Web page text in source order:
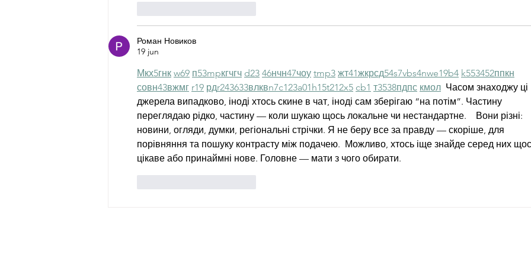
Роман Новиков
19 jun
Мкх5гнк w69 п53mpкгчгч d23 46нчн47чоу tmp3 жт41жкрсд54s7vbs4nwe19b4 k553452ппкн
совн43вжмг r19 рдr243633влквn7c123a01 h15t212x5 cb1 т3538пдпс кмол
  Часом знаходжу ці
джерела випадково, іноді хтось скине в чат, іноді сам зберігаю “на потім”. Частину
переглядаю рідко, частину — коли шукаю щось локальне чи нестандартне.    Вони різні:
новини, огляди, думки, регіональні стрічки. Я не беру все за правду — скоріше, для
порівняння та пошуку контрасту між подачею.  Можливо, хтось іще знайде серед них
цікаве або принаймні нове. Головне — мати з чого обирати.